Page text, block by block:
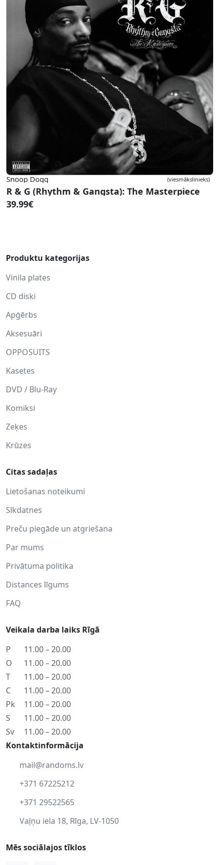
Snoop Dogg (viesmākslinieks)
R & G (Rhythm & Gangsta): The Masterpiece
39.99€
Produktu kategorijas
Vinila plates
CD diski
Apģērbs
Aksesuāri
OPPOSUITS
Kasetes
DVD / Blu-Ray
Komiksi
Zeķes
Krūzes
Citas sadaļas
Lietošanas noteikumi
Sīkdatnes
Preču piegāde un atgriešana
Par mums
Privātuma politika
Distances līgums
FAQ
Veikala darba laiks Rīgā
P
11.00 – 20.00
O
11.00 – 20.00
T
11.00 – 20.00
C
11.00 – 20.00
Pk
11.00 – 20.00
S
11.00 – 20.00
Sv
11.00 – 20.00
Kontaktinformācija
mail@randoms.lv
+371 67225212
+371 29522565
Vaļņu iela 18, Rīga, LV-1050
Mēs sociālajos tīklos